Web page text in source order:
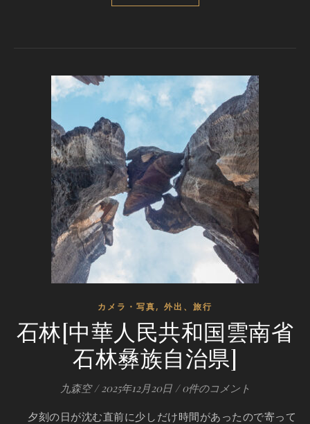
カメラ・写真, 外出、旅行
石林[中華人民共和国雲南省
石林彝族自治県]
九森空 / 2025年12月20日 / 0件のコメント
夕刻の日が沈む直前に少しだけ時間があったので寄って